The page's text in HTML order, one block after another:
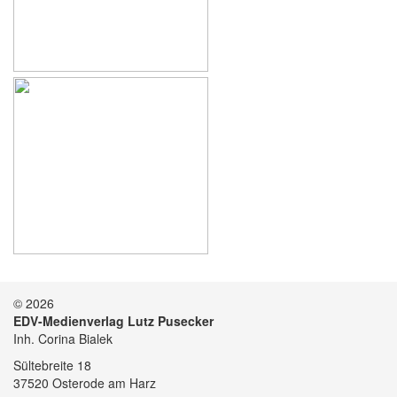
© 2026
EDV-Medienverlag Lutz Pusecker
Inh. Corina Bialek
Sültebreite 18
37520 Osterode am Harz